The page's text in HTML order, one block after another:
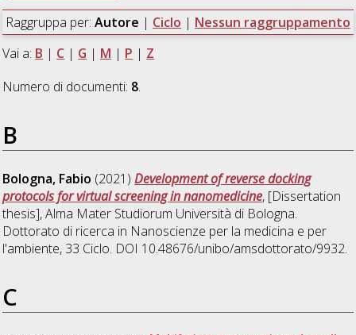
Raggruppa per: Autore | Ciclo | Nessun raggruppamento
Vai a: B | C | G | M | P | Z
Numero di documenti: 8.
B
Bologna, Fabio (2021)Development of reverse docking
protocols for virtual screening in nanomedicine, [Dissertation
thesis], Alma Mater Studiorum Università di Bologna.
Dottorato di ricerca in Nanoscienze per la medicina e per
l'ambiente, 33 Ciclo. DOI 10.48676/unibo/amsdottorato/9932.
C